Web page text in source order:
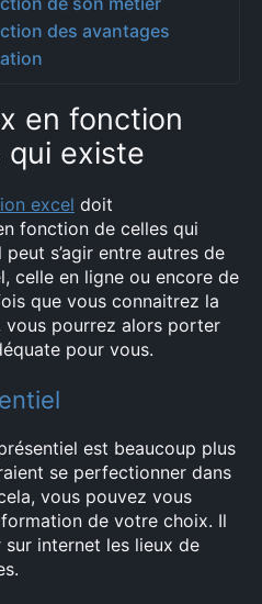
des avantages
en fonction
qui existe
excel doit
fonction de celles qui
s’agir entre autres de
celle en ligne ou encore de
que vous connaitrez la
vous pourrez alors porter
pour vous.
est beaucoup plus
se perfectionner dans
vous pouvez vous
de votre choix. Il
internet les lieux de